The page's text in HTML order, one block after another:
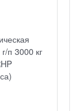
п 3000 кг